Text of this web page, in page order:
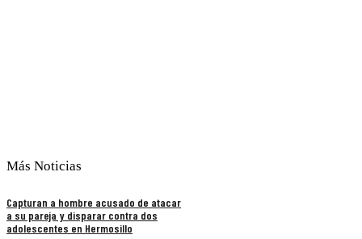
Más Noticias
Capturan a hombre acusado de atacar
a su pareja y disparar contra dos
adolescentes en Hermosillo